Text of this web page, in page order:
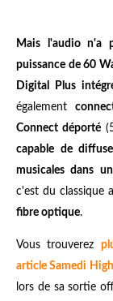
Mais l'audio n'a
puissance de 60
Digital Plus
également
Connect déporté
capable de
musicales dans
c'est du classique
fibre optique.
Vous trouverez
article Samedi
lors de sa sortie